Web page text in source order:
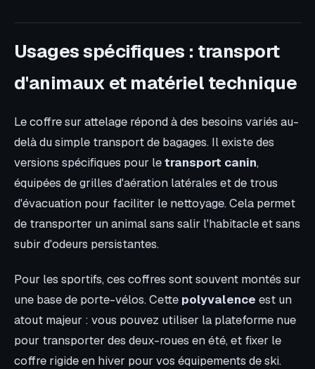
Usages spécifiques : transport
d'animaux et matériel technique
Le coffre sur attelage répond à des besoins variés au-
delà du simple transport de bagages. Il existe des
versions spécifiques pour letransport canin,
équipées de grilles d'aération latérales et de trous
d'évacuation pour faciliter le nettoyage. Cela permet
de transporter un animal sans salir l'habitacle et sans
subir d'odeurs persistantes.
Pour les sportifs, ces coffres sont souvent montés sur
une base de porte-vélos. Cette polyvalence est un
atout majeur : vous pouvez utiliser la plateforme nue
pour transporter des deux-roues en été, et fixer le
coffre rigide en hiver pour vos équipements de ski.